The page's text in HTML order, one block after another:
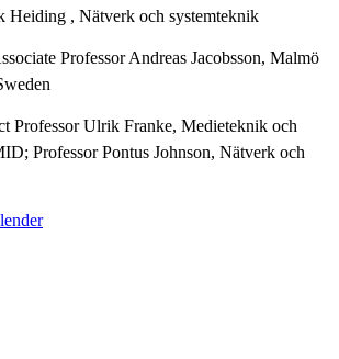
Heiding , Nätverk och systemteknik
Professor Andreas Jacobsson, Malmö
Professor Ulrik Franke, Medieteknik och
Professor Pontus Johnson, Nätverk och